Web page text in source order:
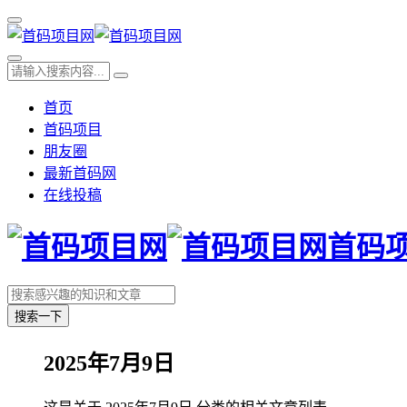
首页
首码项目
朋友圈
最新首码网
在线投稿
首码
搜索一下
2025年7月9日